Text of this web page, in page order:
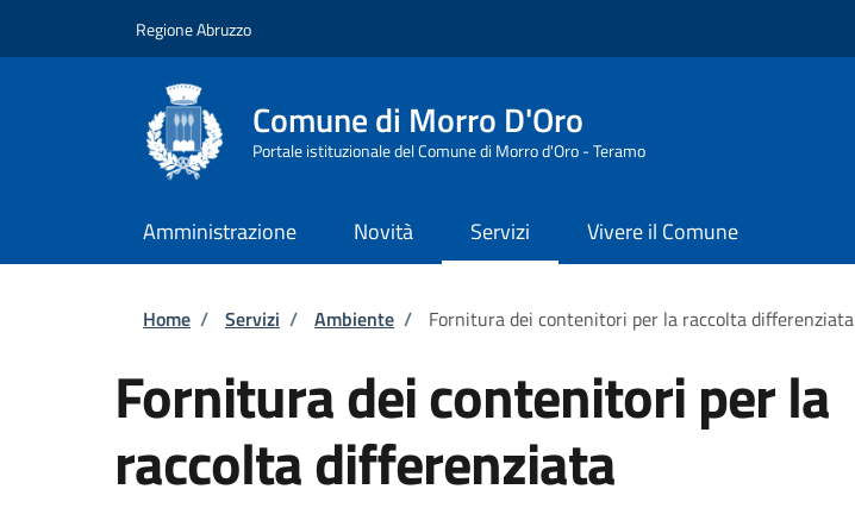
Regione Abruzzo
Comune di Morro D'Oro
Portale istituzionale del Comune di Morro d'Oro - Teramo
Amministrazione Novità Servizi Vivere il Comune
Briciole di pane
Home / Servizi / Ambiente / Fornitura dei contenitori per la raccolta differenziata
Fornitura dei contenitori per la
raccolta differenziata